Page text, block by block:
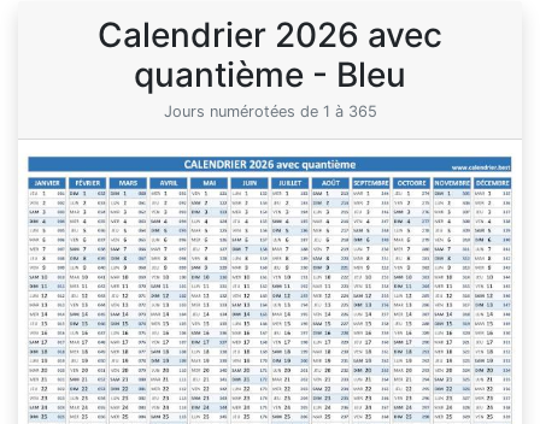
Calendrier 2026 avec
quantième - Bleu
Jours numérotées de 1 à 365